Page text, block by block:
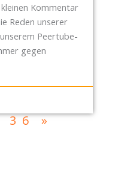
Kommentar
Reden unserer
Peertube-
gegen
36 »